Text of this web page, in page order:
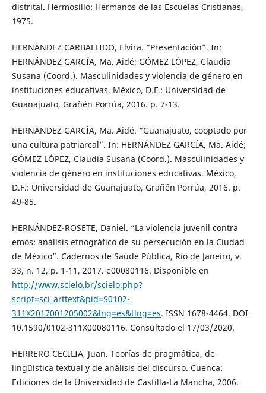
distrital. Hermosillo: Hermanos de las Escuelas Cristianas,
1975.
HERNÁNDEZ CARBALLIDO, Elvira. “Presentación”. In:
HERNÁNDEZ GARCÍA, Ma. Aidé; GÓMEZ LÓPEZ, Claudia
Susana (Coord.). Masculinidades y violencia de género en
instituciones educativas. México, D.F.: Universidad de
Guanajuato, Grañén Porrúa, 2016. p. 7-13.
HERNÁNDEZ GARCÍA, Ma. Aidé. “Guanajuato, cooptado por
una cultura patriarcal”. In: HERNÁNDEZ GARCÍA, Ma. Aidé;
GÓMEZ LÓPEZ, Claudia Susana (Coord.). Masculinidades y
violencia de género en instituciones educativas. México,
D.F.: Universidad de Guanajuato, Grañén Porrúa, 2016. p.
49-85.
HERNÁNDEZ-ROSETE, Daniel. “La violencia juvenil contra
emos: análisis etnográfico de su persecución en la Ciudad
de México”. Cadernos de Saúde Pública, Rio de Janeiro, v.
33, n. 12, p. 1-11, 2017. e00080116. Disponible en
http://www.scielo.br/scielo.php?
script=sci_arttext&pid=S0102-
311X2017001205002&lng=es&tlng=es. ISSN 1678-4464. DOI
10.1590/0102-311X00080116. Consultado el 17/03/2020.
HERRERO CECILIA, Juan. Teorías de pragmática, de
lingüística textual y de análisis del discurso. Cuenca:
Ediciones de la Universidad de Castilla-La Mancha, 2006.